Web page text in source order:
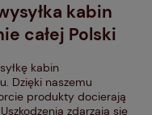
kabin
całej Polski
kabin
Dzięki naszemu
produkty docierają
zdarzają się